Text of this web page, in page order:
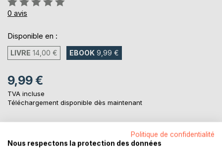
0%
0 avis
Disponible en :
LIVRE 14,00 € EBOOK 9,99 €
9,99 €
TVA incluse
Téléchargement disponible dès maintenant
AJOUTER AU PANIERPolitique de confidentialité
Nous respectons la protection des données